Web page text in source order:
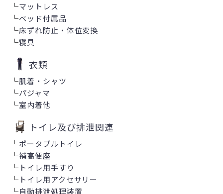
└マットレス
└ベッド付属品
└床ずれ防止・体位変換
└寝具
衣類
└肌着・シャツ
└パジャマ
└室内着他
トイレ及び排泄関連
└ポータブルトイレ
└補高便座
└ トイレ用手すり
└ トイレ用アクセサリー
└自動排泄処理装置